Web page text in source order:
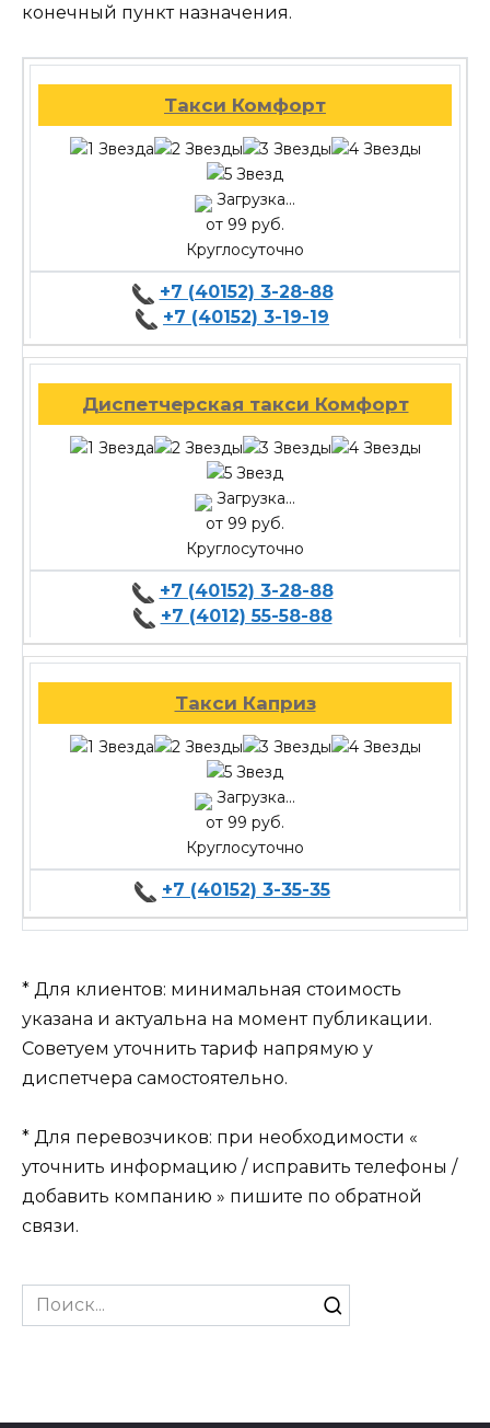
конечный пункт назначения.
Такси Комфорт
Загрузка...
от 99 руб.
Круглосуточно
+7 (40152) 3-28-88
+7 (40152) 3-19-19
Диспетчерская такси Комфорт
Загрузка...
от 99 руб.
Круглосуточно
+7 (40152) 3-28-88
+7 (4012) 55-58-88
Такси Каприз
Загрузка...
от 99 руб.
Круглосуточно
+7 (40152) 3-35-35
* Для клиентов: минимальная стоимость
указана и актуальна на момент публикации.
Советуем уточнить тариф напрямую у
диспетчера самостоятельно.
* Для перевозчиков: при необходимости «
уточнить информацию / исправить телефоны /
добавить компанию » пишите по обратной
связи.
Search
for: